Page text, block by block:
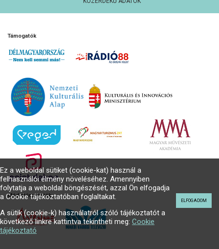
Támogatók
Médiatámogatók
Ez a weboldal sütiket (cookie-kat) használ a
felhasználói élmény növeléséhez. Amennyiben
folytatja a weboldal böngészését, azzal Ön elfogadja
a Cookie tájékoztatóban foglaltakat.
A sütik (cookie-k) használatról szóló tájékoztatót a
következő linkre kattintva tekintheti meg: Cookie
tájékoztató
ELFOGADOM